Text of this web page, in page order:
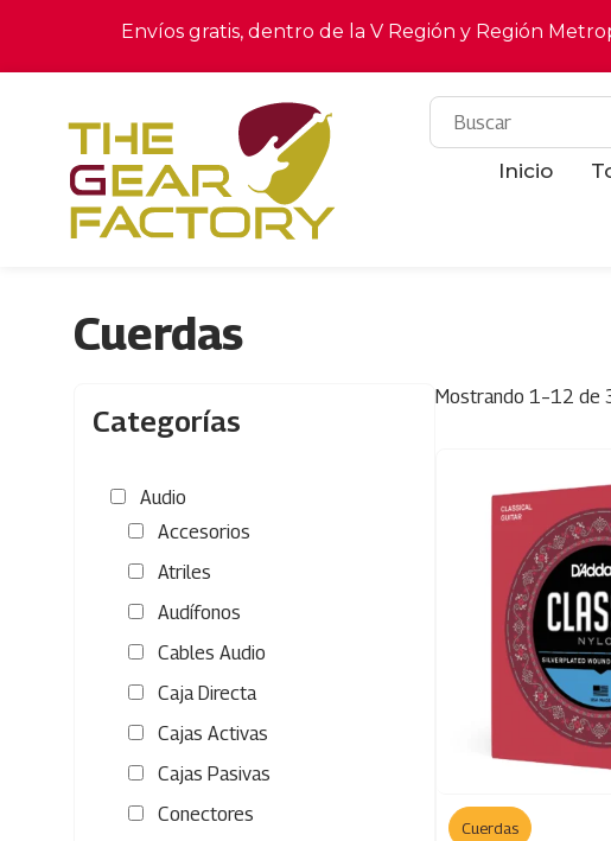
Envíos gratis, dentro de la V Región y Región
Inicio
Cuerdas
Categorías
Audio
Accesorios
Atriles
Audífonos
Cables Audio
Caja Directa
Cajas Activas
Cajas Pasivas
Conectores
Mostrando 1–12 de
Cuerdas